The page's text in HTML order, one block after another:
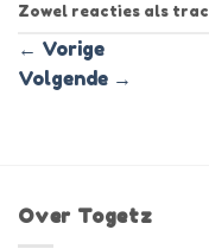
Zowel reacties als
← Vorige
Volgende →
Over Togetz